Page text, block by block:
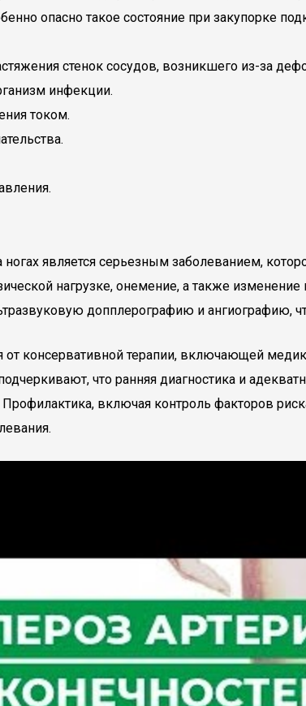
опасно такое состояние при закупорке
стенок сосудов, возникшего из-за
инфекции.
током.
является серьезным заболеванием,
нагрузке, онемение, а также
допплерографию и ангиографию,
консервативной терапии, включающей
что ранняя диагностика и
Профилактика, включая контроль факторов